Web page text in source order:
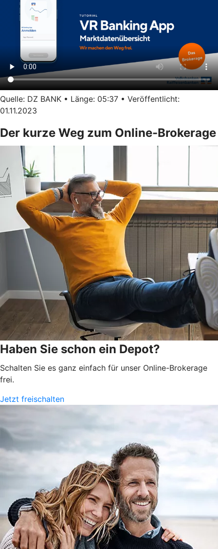
Quelle: DZ BANK • Länge: 05:37 • Veröffentlicht:
01.11.2023
Der kurze Weg zum Online-Brokerage
Haben Sie schon ein Depot?
Schalten Sie es ganz einfach für unser Online-Brokerage
frei.
Jetzt freischalten